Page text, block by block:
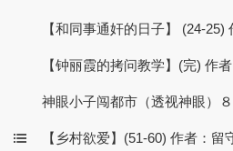
【和同事通奸的日子】 (24-25)
【钟丽霞的拷问教学】(完) 作
神眼小子闯都市（透视神眼）
【乡村欲爱】(51-60) 作者：留